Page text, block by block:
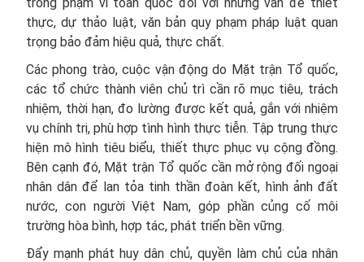
thực, dự thảo luật, văn bản quy phạm pháp luật quan
trọng bảo đảm hiệu quả, thực chất.
Các phong trào, cuộc vận động do Mặt trận Tổ quốc,
các tổ chức thành viên chủ trì cần rõ mục tiêu, trách
nhiệm, thời hạn, đo lường được kết quả, gắn với nhiệm
vụ chính trị, phù hợp tình hình thực tiễn. Tập trung thực
hiện mô hình tiêu biểu, thiết thực phục vụ cộng đồng.
Bên cạnh đó, Mặt trận Tổ quốc cần mở rộng đối ngoại
nhân dân để lan tỏa tinh thần đoàn kết, hình ảnh đất
nước, con người Việt Nam, góp phần củng cố môi
trường hòa bình, hợp tác, phát triển bền vững.
Đẩy mạnh phát huy dân chủ, quyền làm chủ của nhân